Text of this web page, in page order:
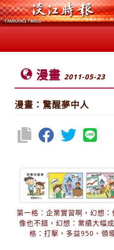
漫畫 2011-05-23
漫畫：驚醒夢中人
第一格：企業實習啊，幻想
像也不錯，幻想：業績大幅
格：打擊，多益950、領